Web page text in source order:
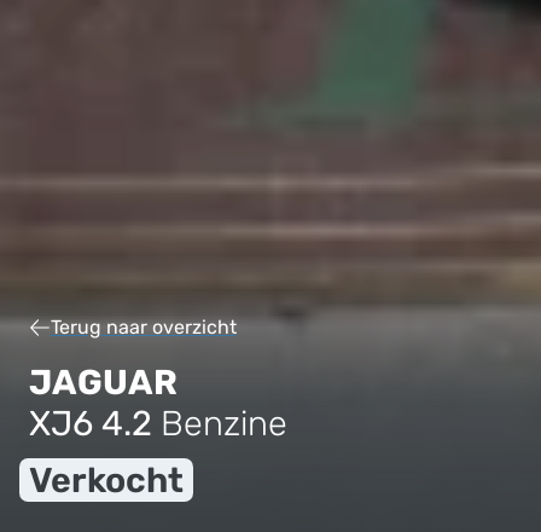
Terug naar overzicht
JAGUAR
XJ6 4.2 Benzine
Verkocht